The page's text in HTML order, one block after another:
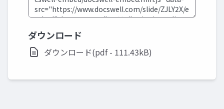
ダウンロード
ダウンロード(pdf - 111.43kB)